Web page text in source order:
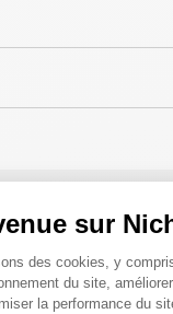
sur
de
des cookies, y
du site,
la performance du
vos